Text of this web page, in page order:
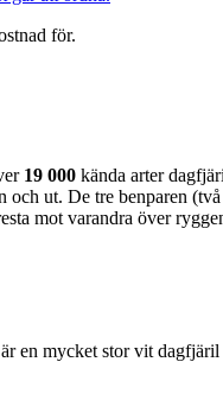
för.
19 000 kända arter
ut. De tre benparen
mot varandra över
mycket stor vit dagfjäril